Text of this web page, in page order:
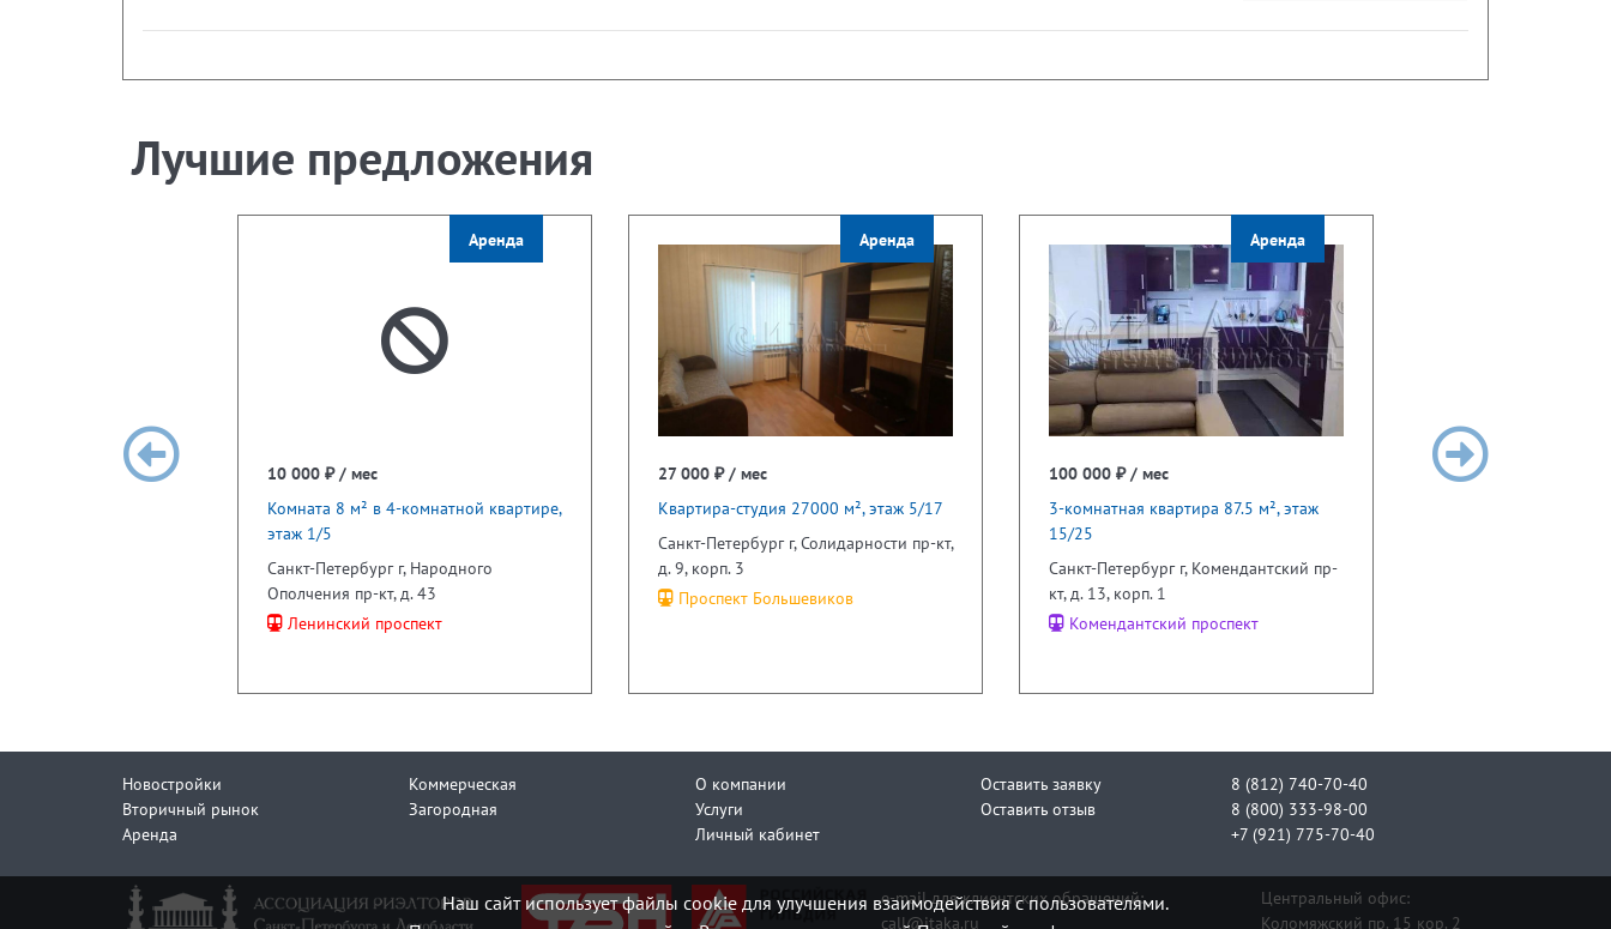
Лучшие предложения
Аренда
10 000 ₽ / мес
Комната 8 м² в 4-комнатной квартире,
этаж 1/5
Санкт-Петербург г, Народного
Ополчения пр-кт, д. 43
Ленинский проспект
Аренда
27 000 ₽ / мес
Квартира-студия 27000 м², этаж 5/17
Санкт-Петербург г, Солидарности пр-кт,
д. 9, корп. 3
Проспект Большевиков
Аренда
100 000 ₽ / мес
3-комнатная квартира 87.5 м², этаж
15/25
Санкт-Петербург г, Комендантский пр-
кт, д. 13, корп. 1
Комендантский проспект
Новостройки
Вторичный рынок
Аренда
Коммерческая
Загородная
О компании
Услуги
Личный кабинет
Оставить заявку
Оставить отзыв
8 (812) 740-70-40
8 (800) 333-98-00
+7 (921) 775-70-40
e-mail для клиентских обращений:
call@itaka.ru
Центральный офис:
Коломяжский пр. 15 кор. 2
Наш сайт использует файлы cookie для улучшения взаимодействия с пользователями.